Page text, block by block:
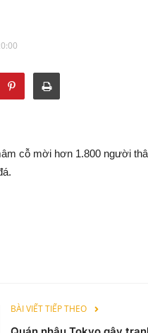
cỗ mời hơn 1.800 người
BÀI VIẾT TIẾP THEO